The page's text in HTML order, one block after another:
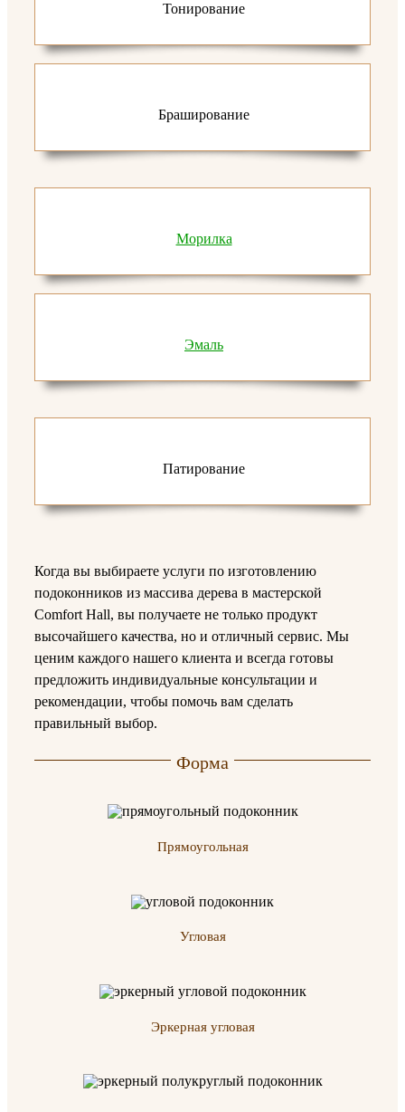
Тонирование
Браширование
Морилка
Эмаль
Патирование
Когда вы выбираете услуги по изготовлению
подоконников из массива дерева в мастерской
Comfort Hall, вы получаете не только продукт
высочайшего качества, но и отличный сервис. Мы
ценим каждого нашего клиента и всегда готовы
предложить индивидуальные консультации и
рекомендации, чтобы помочь вам сделать
правильный выбор.
Форма
Прямоугольная
Угловая
Эркерная угловая